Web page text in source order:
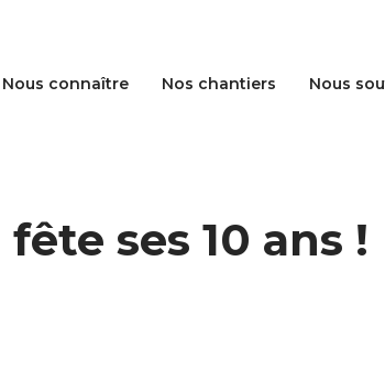
Nous connaître Nos chantiers Nous
ses 10 ans !